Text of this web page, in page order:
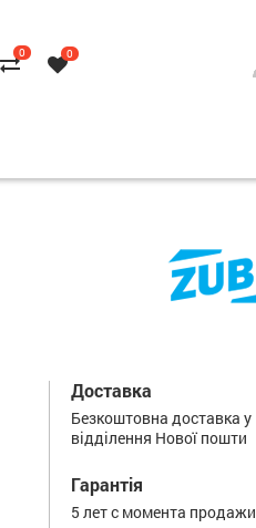
0 0
Доставка
Безкоштовна доставка у
відділення Нової пошти
Гарантія
5 лет с момента продажи